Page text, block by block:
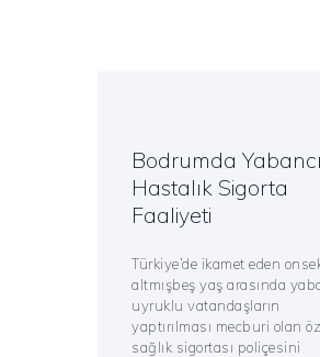
Bodrumda Yabancı
Hastalık Sigorta
Faaliyeti
Türkiye’de ikamet eden
altmışbeş yaş arasında
uyruklu vatandaşların
yaptırılması mecburi olan
sağlık sigortası poliçesini